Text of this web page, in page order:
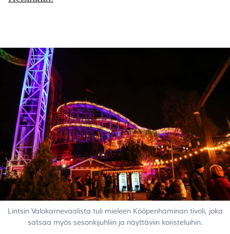
Lintsin Valokarnevaalista tuli mieleen Kööpenhaminan tivoli, joka
satsaa myös sesonkijuhliin ja näyttäviin koristeluihin.